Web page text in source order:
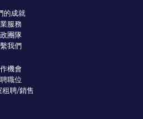
的成就
服務
團隊
我們
機會
職位
租聘/銷售